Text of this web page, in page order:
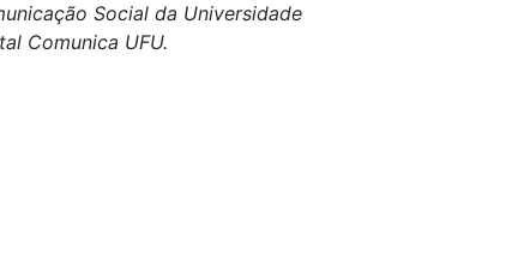
Social da Universidade
Comunica UFU.